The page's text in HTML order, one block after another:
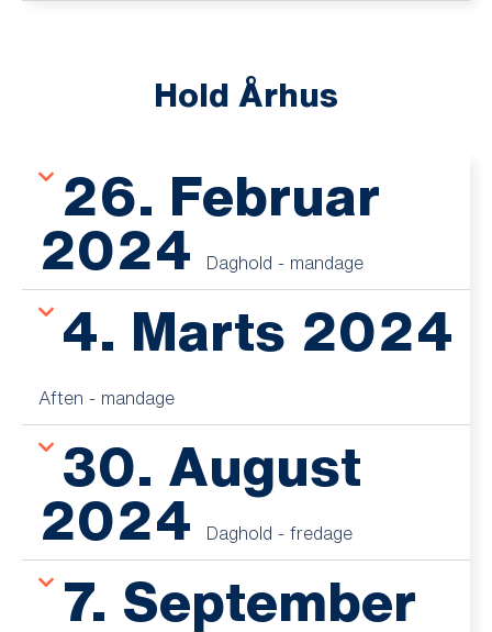
Hold Århus
26. Februar
2024
Daghold - mandage
4. Marts 2024
Aften - mandage
30. August
2024
Daghold - fredage
7. September